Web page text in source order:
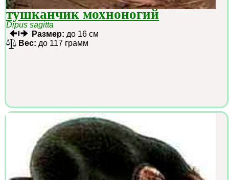
тушканчик мохноногий
Dipus sagitta
Размер: до 16 см
Вес: до 117 грамм